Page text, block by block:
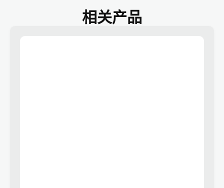
相关产品